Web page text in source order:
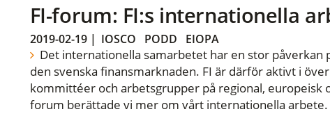
FI-forum: FI:s internationella
2019-02-19| IOSCO PODD EIOPA
Det internationella samarbetet har en stor påverkan
den svenska finansmarknaden. FI är därför aktivt i
kommittéer och arbetsgrupper på regional, europeisk
forum berättade vi mer om vårt internationella arbete.